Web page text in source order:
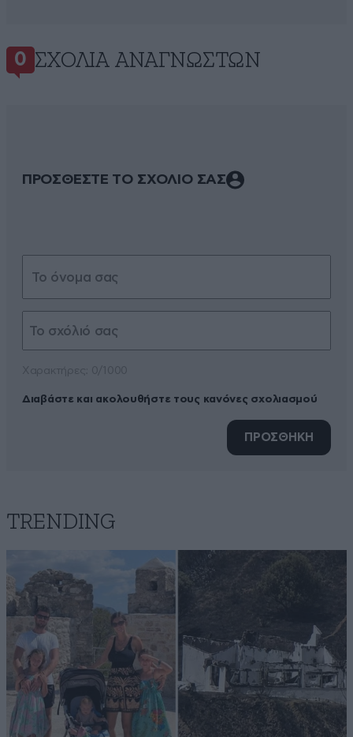
0 ΣΧΌΛΙΑ ΑΝΑΓΝΩΣΤΏΝ
ΠΡΟΣΘΕΣΤΕ ΤΟ ΣΧΟΛΙΟ ΣΑΣ
Διαβάστε και ακολουθήστε τους κανόνες σχολιασμού
ΠΡΟΣΘΗΚΗ
TRENDING